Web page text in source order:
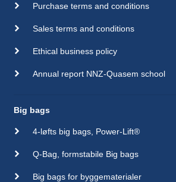
Purchase terms and conditions
Sales terms and conditions
Ethical business policy
Annual report NNZ-Quasem school
Big bags
4-løfts big bags, Power-Lift®
Q-Bag, formstabile Big bags
Big bags for byggematerialer